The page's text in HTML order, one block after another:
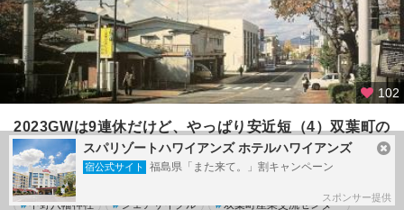
102
2023GWは9連休だけど、やっぱり安近短（4）双葉町の
東日本大震災・原子力災害伝承館
#東日本大震災・原子力災害伝承館
#中野八幡神社 #シェアサイクル #双葉町産業交流センター
スパリゾートハワイアンズ ホテルハワイアンズ
宿公式サイト 福島県「また来て。」割キャンペーン
スポンサー提供